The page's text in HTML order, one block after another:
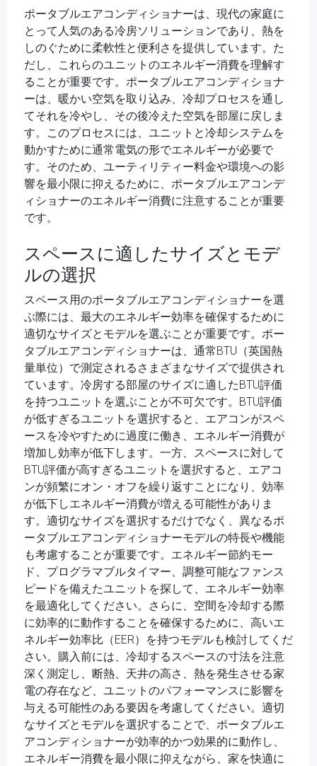
ポータブルエアコンディショナーは、現代の家庭に
とって人気のある冷房ソリューションであり、熱を
しのぐために柔軟性と便利さを提供しています。た
だし、これらのユニットのエネルギー消費を理解す
ることが重要です。ポータブルエアコンディショナ
ーは、暖かい空気を取り込み、冷却プロセスを通し
てそれを冷やし、その後冷えた空気を部屋に戻しま
す。このプロセスには、ユニットと冷却システムを
動かすために通常電気の形でエネルギーが必要で
す。そのため、ユーティリティー料金や環境への影
響を最小限に抑えるために、ポータブルエアコンデ
ィショナーのエネルギー消費に注意することが重要
です。
スペースに適したサイズとモデ
ルの選択
スペース用のポータブルエアコンディショナーを選
ぶ際には、最大のエネルギー効率を確保するために
適切なサイズとモデルを選ぶことが重要です。ポー
タブルエアコンディショナーは、通常BTU（英国熱
量単位）で測定されるさまざまなサイズで提供され
ています。冷房する部屋のサイズに適したBTU評価
を持つユニットを選ぶことが不可欠です。BTU評価
が低すぎるユニットを選択すると、エアコンがスペ
ースを冷やすために過度に働き、エネルギー消費が
増加し効率が低下します。一方、スペースに対して
BTU評価が高すぎるユニットを選択すると、エアコ
ンが頻繁にオン・オフを繰り返すことになり、効率
が低下しエネルギー消費が増える可能性がありま
す。適切なサイズを選択するだけでなく、異なるポ
ータブルエアコンディショナーモデルの特長や機能
も考慮することが重要です。エネルギー節約モー
ド、プログラマブルタイマー、調整可能なファンス
ピードを備えたユニットを探して、エネルギー効率
を最適化してください。さらに、空間を冷却する際
に効率的に動作することを確保するために、高いエ
ネルギー効率比（EER）を持つモデルも検討してくだ
さい。購入前には、冷却するスペースの寸法を注意
深く測定し、断熱、天井の高さ、熱を発生させる家
電の存在など、ユニットのパフォーマンスに影響を
与える可能性のある要因を考慮してください。適切
なサイズとモデルを選択することで、ポータブルエ
アコンディショナーが効率的かつ効果的に動作し、
エネルギー消費を最小限に抑えながら、家を快適に